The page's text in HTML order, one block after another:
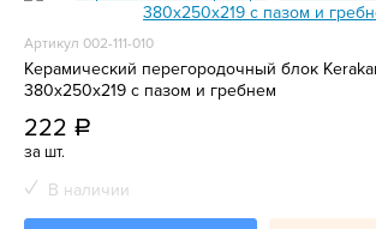
Артикул 002-111-010
Керамический перегородочный блок
380х250х219 с пазом и гребнем
222 a
за шт.
В наличии